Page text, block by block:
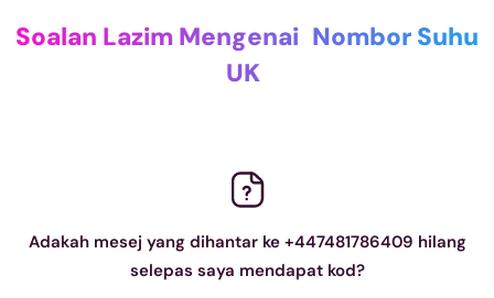
Soalan Lazim Mengenai Nombor Suhu
UK
Adakah mesej yang dihantar ke +447481786409 hilang
selepas saya mendapat kod?